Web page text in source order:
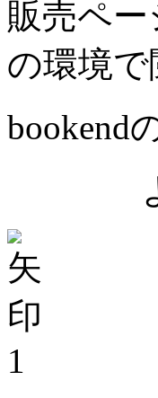
販売ペ
の環境
bookend
よく
1